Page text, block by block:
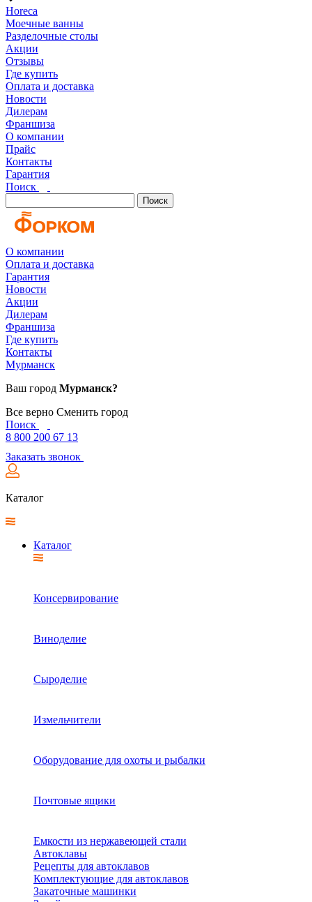
Horeca
Моечные ванны
Разделочные столы
Акции
Отзывы
Где купить
Оплата и доставка
Новости
Дилерам
Франшиза
О компании
Прайс
Контакты
Гарантия
Поиск
Поиск
О компании
Оплата и доставка
Гарантия
Новости
Акции
Дилерам
Франшиза
Где купить
Контакты
Мурманск
Ваш город Мурманск?
Все верно Сменить город
Поиск
8 800 200 67 13
Заказать звонок
Каталог
Каталог
Консервирование
Виноделие
Сыроделие
Измельчители
Оборудование для охоты и рыбалки
Почтовые ящики
Емкости из нержавеющей стали
Автоклавы
Рецепты для автоклавов
Комплектующие для автоклавов
Закаточные машинки